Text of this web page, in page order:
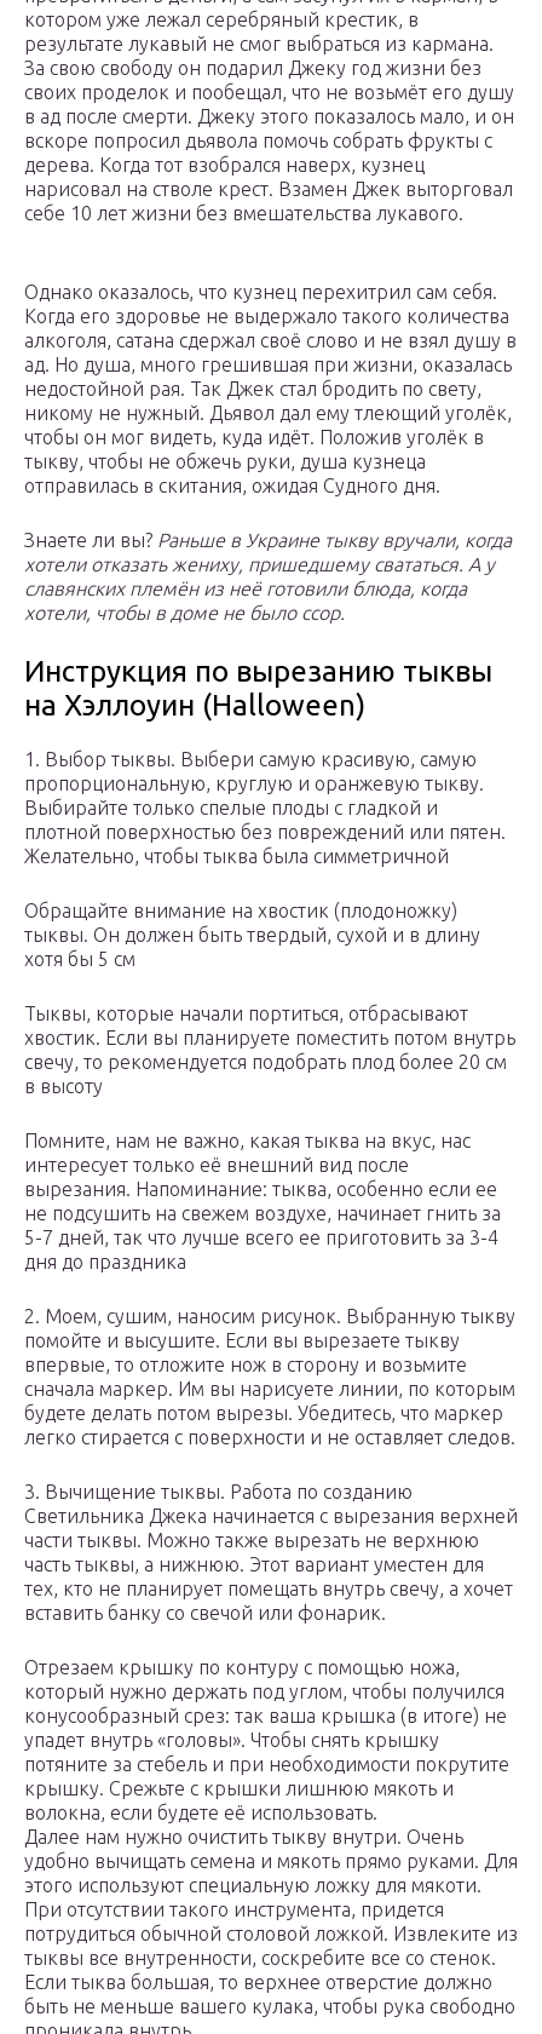
котором уже лежал серебряный крестик, в
результате лукавый не смог выбраться из кармана.
За свою свободу он подарил Джеку год жизни без
своих проделок и пообещал, что не возьмёт его душу
в ад после смерти. Джеку этого показалось мало, и он
вскоре попросил дьявола помочь собрать фрукты с
дерева. Когда тот взобрался наверх, кузнец
нарисовал на стволе крест. Взамен Джек выторговал
себе 10 лет жизни без вмешательства лукавого.
Однако оказалось, что кузнец перехитрил сам себя.
Когда его здоровье не выдержало такого количества
алкоголя, сатана сдержал своё слово и не взял душу в
ад. Но душа, много грешившая при жизни, оказалась
недостойной рая. Так Джек стал бродить по свету,
никому не нужный. Дьявол дал ему тлеющий уголёк,
чтобы он мог видеть, куда идёт. Положив уголёк в
тыкву, чтобы не обжечь руки, душа кузнеца
отправилась в скитания, ожидая Судного дня.
Знаете ли вы? Раньше в Украине тыкву вручали, когда
хотели отказать жениху, пришедшему свататься. А у
славянских племён из неё готовили блюда, когда
хотели, чтобы в доме не было ссор.
Инструкция по вырезанию тыквы
на Хэллоуин (Halloween)
1. Выбор тыквы. Выбери самую красивую, самую
пропорциональную, круглую и оранжевую тыкву.
Выбирайте только спелые плоды с гладкой и
плотной поверхностью без повреждений или пятен.
Желательно, чтобы тыква была симметричной
Обращайте внимание на хвостик (плодоножку)
тыквы. Он должен быть твердый, сухой и в длину
хотя бы 5 см
Тыквы, которые начали портиться, отбрасывают
хвостик. Если вы планируете поместить потом внутрь
свечу, то рекомендуется подобрать плод более 20 см
в высоту
Помните, нам не важно, какая тыква на вкус, нас
интересует только её внешний вид после
вырезания. Напоминание: тыква, особенно если ее
не подсушить на свежем воздухе, начинает гнить за
5-7 дней, так что лучше всего ее приготовить за 3-4
дня до праздника
2. Моем, сушим, наносим рисунок. Выбранную тыкву
помойте и высушите. Если вы вырезаете тыкву
впервые, то отложите нож в сторону и возьмите
сначала маркер. Им вы нарисуете линии, по которым
будете делать потом вырезы. Убедитесь, что маркер
легко стирается с поверхности и не оставляет следов.
3. Вычищение тыквы. Работа по созданию
Светильника Джека начинается с вырезания верхней
части тыквы. Можно также вырезать не верхнюю
часть тыквы, а нижнюю. Этот вариант уместен для
тех, кто не планирует помещать внутрь свечу, а хочет
вставить банку со свечой или фонарик.
Отрезаем крышку по контуру с помощью ножа,
который нужно держать под углом, чтобы получился
конусообразный срез: так ваша крышка (в итоге) не
упадет внутрь «головы». Чтобы снять крышку
потяните за стебель и при необходимости покрутите
крышку. Срежьте с крышки лишнюю мякоть и
волокна, если будете её использовать.
Далее нам нужно очистить тыкву внутри. Очень
удобно вычищать семена и мякоть прямо руками. Для
этого используют специальную ложку для мякоти.
При отсутствии такого инструмента, придется
потрудиться обычной столовой ложкой. Извлеките из
тыквы все внутренности, соскребите все со стенок.
Если тыква большая, то верхнее отверстие должно
быть не меньше вашего кулака, чтобы рука свободно